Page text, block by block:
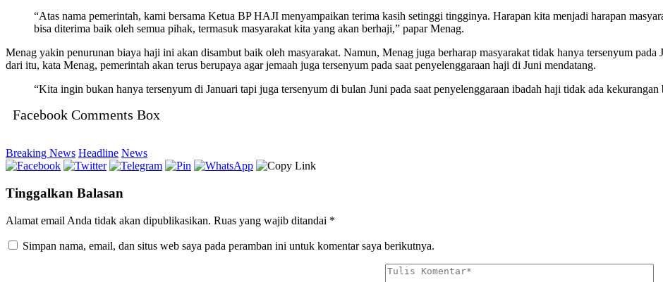
“Atas nama pemerintah, kami bersama Ketua BP HAJI menyampaikan terima kasih setinggi tingginya. Harapan kita menjadi harapan
bisa diterima baik oleh semua pihak, termasuk masyarakat kita yang akan berhaji,” papar Menag.
Menag yakin penurunan biaya haji ini akan disambut baik oleh masyarakat. Namun, Menag juga berharap masyarakat tidak hanya tersenyum
dari itu, kata Menag, pemerintah akan terus berupaya agar jemaah juga tersenyum pada saat penyelenggaraan haji di Juni mendatang.
“Kita ingin bukan hanya tersenyum di Januari tapi juga tersenyum di bulan Juni pada saat penyelenggaraan ibadah haji tidak ada
Facebook Comments Box
Breaking News Headline News
Tinggalkan Balasan
Alamat email Anda tidak akan dipublikasikan. Ruas yang wajib ditandai *
Simpan nama, email, dan situs web saya pada peramban ini untuk komentar saya berikutnya.